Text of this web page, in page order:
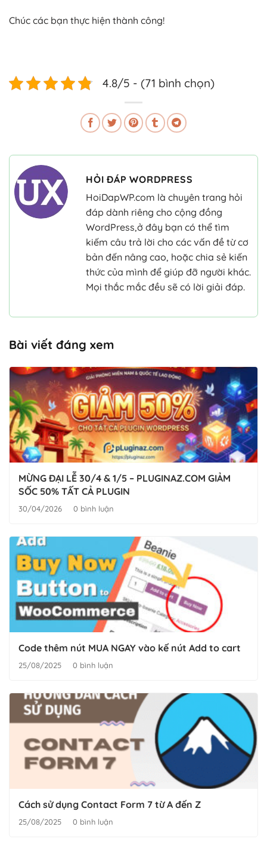
Chúc các bạn thực hiện thành công!
4.8/5 - (71 bình chọn)
HỎI ĐÁP WORDPRESS
HoiDapWP.com là chuyên trang hỏi
đáp dành riêng cho cộng đồng
WordPress,ở đây bạn có thể tìm
kiếm câu trả lời cho các vấn đề từ cơ
bản đến nâng cao, hoặc chia sẻ kiến
thức của mình để giúp đỡ người khác.
Mọi thắc mắc đều sẽ có lời giải đáp.
Bài viết đáng xem
MỪNG ĐẠI LỄ 30/4 & 1/5 – PLUGINAZ.COM GIẢM
SỐC 50% TẤT CẢ PLUGIN
30/04/2026 0 bình luận
Code thêm nút MUA NGAY vào kế nút Add to cart
25/08/2025 0 bình luận
Cách sử dụng Contact Form 7 từ A đến Z
25/08/2025 0 bình luận